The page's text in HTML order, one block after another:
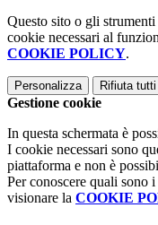
Questo sito o gli
cookie necessari al
COOKIE POLICY.
Personalizza Rifiuta tutti
Gestione cookie
In questa schermata è
I cookie necessari sono
piattaforma e non è
Per conoscere quali sono
visionare la COOKIE